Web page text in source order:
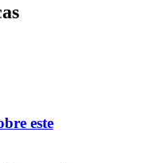
este